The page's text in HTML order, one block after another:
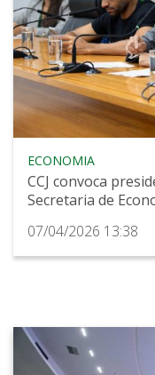
ECONOMIA
CCJ convoca
Secretaria de
07/04/2026 13:38